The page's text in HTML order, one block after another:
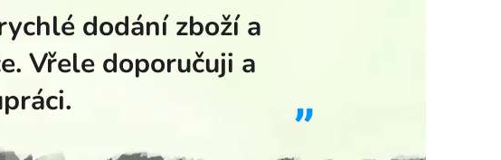
dodání zboží a
Vřele doporučuji a